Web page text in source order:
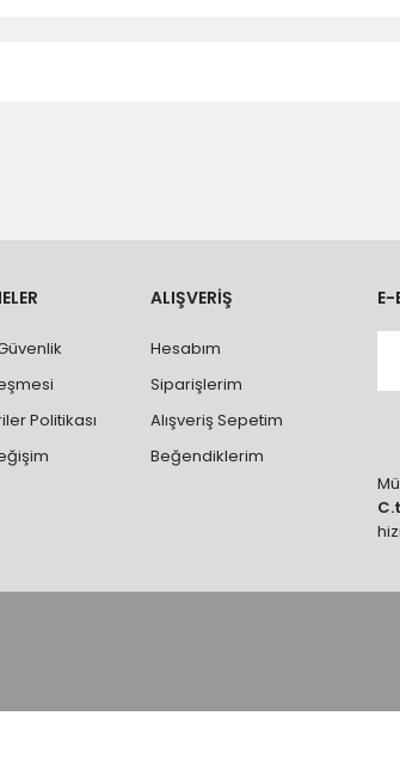
onaylanmış siparişler iade alınmaz veya
vermeden önce ürünlerin montajını yapacak
Politikası
ALIŞVERİŞ
Hesabım
Siparişlerim
Alışveriş Sepetim
Beğendiklerim
E-